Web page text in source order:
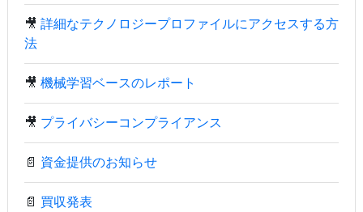
🎥 詳細なテクノロジープロファイルにアクセスする方
法
🎥 機械学習ベースのレポート
🎥 プライバシーコンプライアンス
📄 資金提供のお知らせ
📄 買収発表